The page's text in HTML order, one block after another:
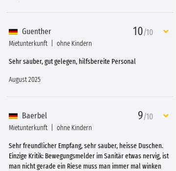
Guenther 10/10
Mietunterkunft ohne Kindern
Sehr sauber, gut gelegen, hilfsbereite Personal
August 2025
Baerbel 9/10
Mietunterkunft ohne Kindern
Sehr freundlicher Empfang, sehr sauber, heisse Duschen.
Einzige Kritik: Bewegungsmelder im Sanitär etwas nervig, ist
man nicht gerade ein Riese muss man immer mal winken